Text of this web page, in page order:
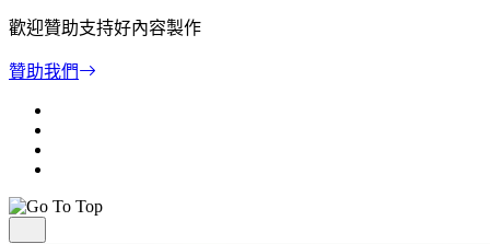
歡迎贊助支持好內容製作
贊助我們